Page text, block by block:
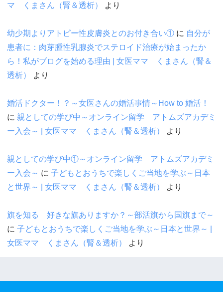
マ くまさん（腎＆透析）
より
幼少期よりアトピー性皮膚炎とのお付き合い① に 自分が
患者に：肉芽腫性乳腺炎でステロイド治療が始まったか
ら！私がブログを始める理由 | 女医ママ くまさん（腎＆
透析）
より
婚活ドクター！？～女医さんの婚活事情～How to 婚活！
に 親としての学び中～オンライン留学 アトムズアカデミ
ー入会～ | 女医ママ くまさん（腎＆透析）
より
親としての学び中①～オンライン留学 アトムズアカデミ
ー入会～ に 子どもとおうちで楽しくご当地を学ぶ～日本
と世界～ | 女医ママ くまさん（腎＆透析）
より
旗を知る 好きな旗ありますか？～部活旗から国旗まで～
に 子どもとおうちで楽しくご当地を学ぶ～日本と世界～ |
女医ママ くまさん（腎＆透析）
より